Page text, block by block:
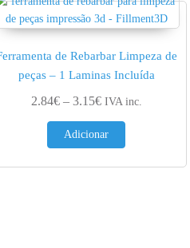
de Rebarbar Limpeza de
peças – 1 Laminas Incluída
2.84€ – 3.15€Price range:
IVA inc.
Adicionar